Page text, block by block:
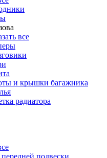
все
и крышки багажника
радиатора
подвески